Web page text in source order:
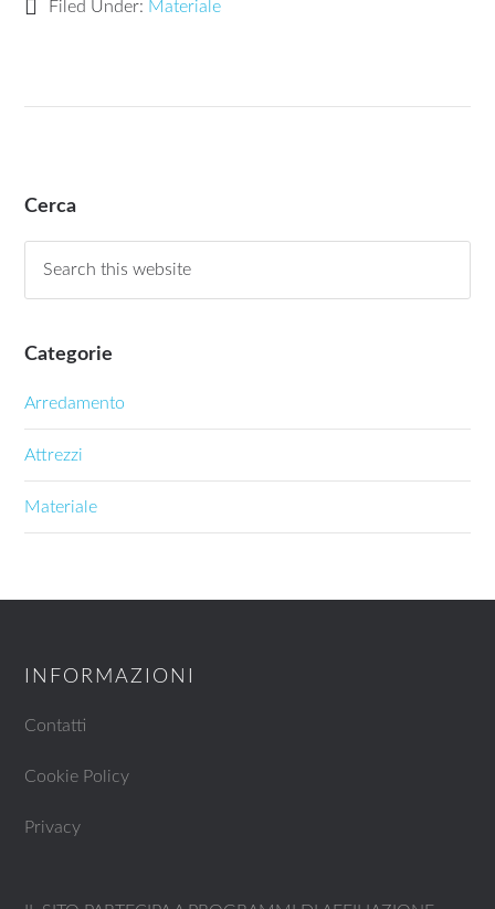
Filed Under: Materiale
Cerca
Categorie
Arredamento
Attrezzi
Materiale
INFORMAZIONI
Contatti
Cookie Policy
Privacy